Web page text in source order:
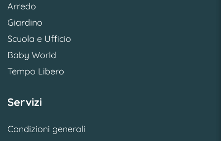
Arredo
Giardino
Scuola e Ufficio
Baby World
Tempo Libero
Servizi
Condizioni generali